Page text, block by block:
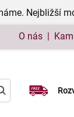
Nejbližší
O nás |